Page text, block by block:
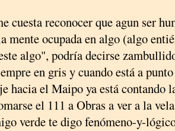
cuesta reconocer que agun ser
mente ocupada en algo (algo
algo", podría decirse
en gris y cuando está a
hacia el Maipo ya está contando
el 111 a Obras a ver a la
verde te digo fenómeno-y-